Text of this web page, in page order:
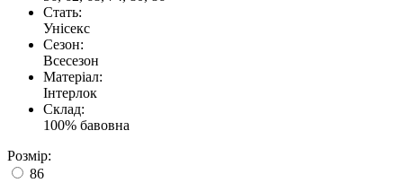
Стать:
Унісекс
Сезон:
Всесезон
Матеріал:
Інтерлок
Склад:
100% бавовна
Розмір:
86